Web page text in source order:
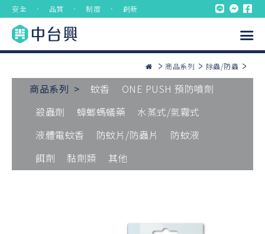
安全 ． 品質 ． 制度 ． 創新
商品系列 除蟲/防蟲
商品系列 > 蚊香
ONE PUSH 預防噴劑
殺蟲劑
蟑螂螞蟻藥
水蒸式/氣霧式
液體電蚊香
防蚊片/防蟲片
防蚊液
餌劑
黏劑類 其他